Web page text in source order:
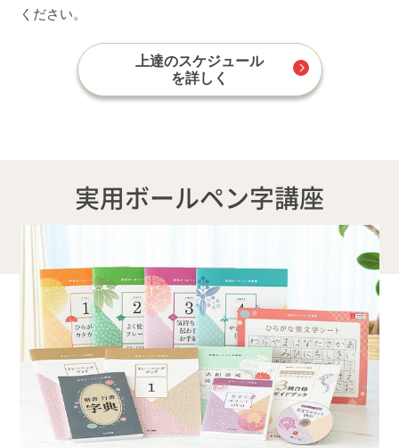
ください。
上達のスケジュール
を詳しく
実用ボールペン字講座